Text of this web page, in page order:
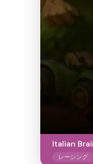
Italian
レーシング